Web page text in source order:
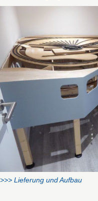
>>> Lieferung und Aufbau